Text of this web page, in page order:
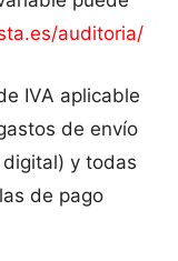
auditoria/
IVA aplicable
de envío
y todas
de pago